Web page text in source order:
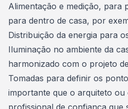
Alimentação e medição, para
para dentro de casa, por
Distribuição da energia para
Iluminação no ambiente da
harmonizado com o projeto
Tomadas para definir os
importante que o arquiteto
profissional de confiança que